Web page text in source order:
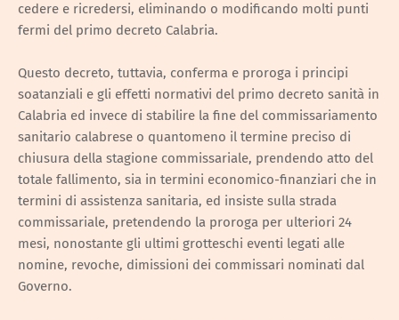
cedere e ricredersi, eliminando o modificando molti punti
fermi del primo decreto Calabria.
Questo decreto, tuttavia, conferma e proroga i principi
soatanziali e gli effetti normativi del primo decreto sanità in
Calabria ed invece di stabilire la fine del commissariamento
sanitario calabrese o quantomeno il termine preciso di
chiusura della stagione commissariale, prendendo atto del
totale fallimento, sia in termini economico-finanziari che in
termini di assistenza sanitaria, ed insiste sulla strada
commissariale, pretendendo la proroga per ulteriori 24
mesi, nonostante gli ultimi grotteschi eventi legati alle
nomine, revoche, dimissioni dei commissari nominati dal
Governo.